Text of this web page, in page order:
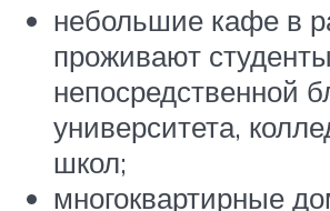
небольшие кафе в
проживают
непосредственной
университета,
школ;
многоквартирные